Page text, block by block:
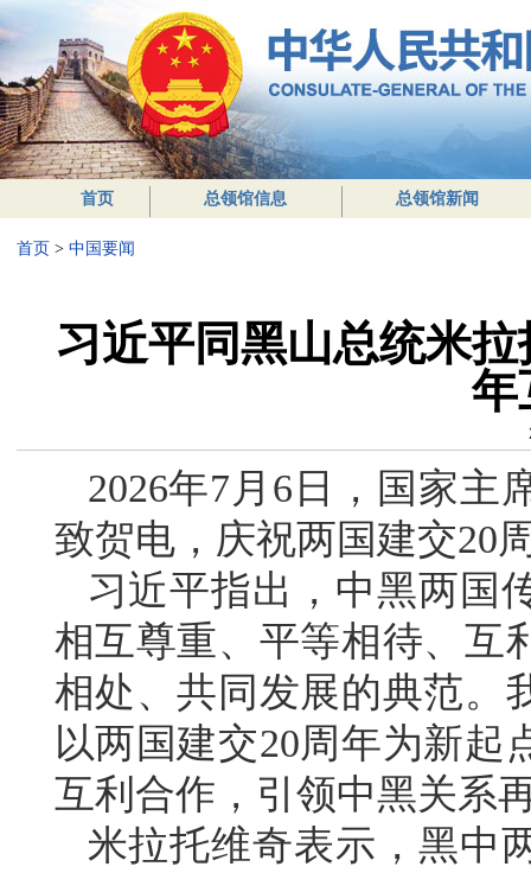
首页 总领馆信息 总领馆新闻
首页 > 中国要闻
习近平同黑山总统米
年
2026年7月6日，国家主
致贺电，庆祝两国建交20
习近平指出，中黑两国
相互尊重、平等相待、互
相处、共同发展的典范。
以两国建交20周年为新起
互利合作，引领中黑关系
米拉托维奇表示，黑中